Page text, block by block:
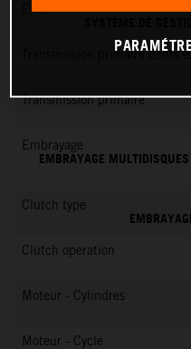
EMS
Transmission primaire dents
Transmission primaire
Embrayage
EMBRAYAGE
Clutch type
Clutch operation
Moteur - Cylindres
Moteur - Cycle